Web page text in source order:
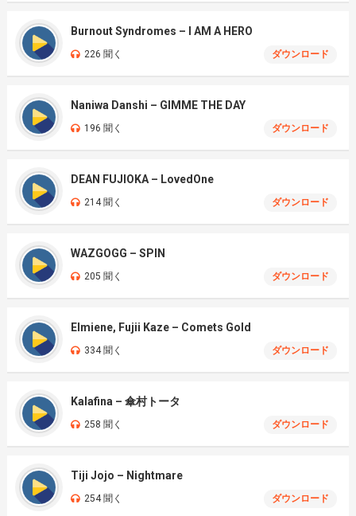
Burnout Syndromes – I AM A HERO
226 聞く ダウンロード
Naniwa Danshi – GIMME THE DAY
196 聞く ダウンロード
DEAN FUJIOKA – LovedOne
214 聞く ダウンロード
WAZGOGG – SPIN
205 聞く ダウンロード
Elmiene, Fujii Kaze – Comets Gold
334 聞く ダウンロード
Kalafina – 傘村トータ
258 聞く ダウンロード
Tiji Jojo – Nightmare
254 聞く ダウンロード